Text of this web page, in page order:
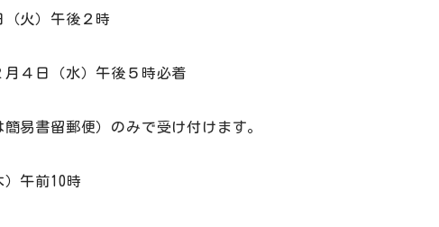
（火）午後２時
月４日（水）午後５時必着
易書留郵便）のみで受け付けます。
）午前10時